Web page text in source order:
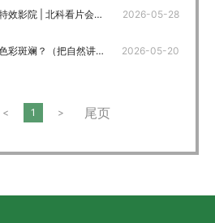
2026-05-28
世界探寻生命法则，看见微小生命的宏大力量
2026-05-20
斓？（把自然讲给你听）
< 1 > 尾页